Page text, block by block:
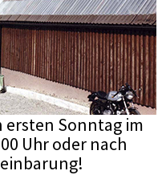
ersten Sonntag im
Uhr oder nach